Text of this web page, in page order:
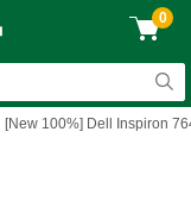
0
[New 100%] Dell Inspiron